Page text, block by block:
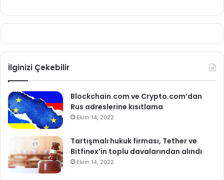
İlginizi Çekebilir
Blockchain.com ve Crypto.com’dan
Rus adreslerine kısıtlama
Ekim 14, 2022
Tartışmalı hukuk firması, Tether ve
Bitfinex’in toplu davalarından alındı
Ekim 14, 2022